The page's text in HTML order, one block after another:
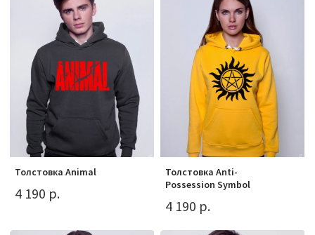
Толстовка Animal
4 190 р.
Толстовка Anti-
Possession Symbol
4 190 р.